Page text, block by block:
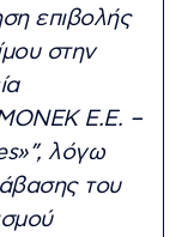
επιβολής
στην
Ε.Ε. –
λόγω
του